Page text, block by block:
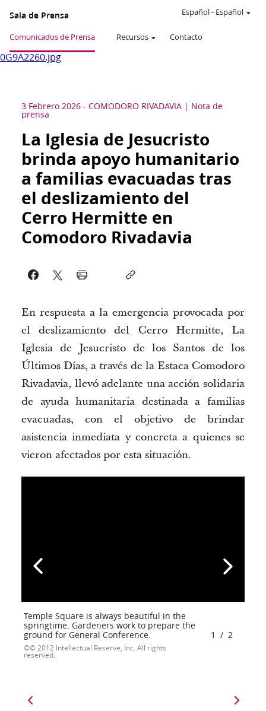
Sala de Prensa
Comunicados de Prensa Recursos Contacto
Español- Español
0G9A2260.jpg
3 Febrero 2026 - COMODORO RIVADAVIA Nota de
prensa
La Iglesia de Jesucristo
brinda apoyo humanitario
a familias evacuadas tras
el deslizamiento del
Cerro Hermitte en
Comodoro Rivadavia
En respuesta a la emergencia provocada por
el deslizamiento del Cerro Hermitte, La
Iglesia de Jesucristo de los Santos de los
Últimos Días, a través de la Estaca Comodoro
Rivadavia, llevó adelante una acción solidaria
de ayuda humanitaria destinada a familias
evacuadas, con el objetivo de brindar
asistencia inmediata y concreta a quienes se
vieron afectados por esta situación.
Temple Square is always beautiful in the
springtime. Gardeners work to prepare the
ground for General Conference.
© 2012 Intellectual Reserve, Inc. All rights
reserved.
1 / 2